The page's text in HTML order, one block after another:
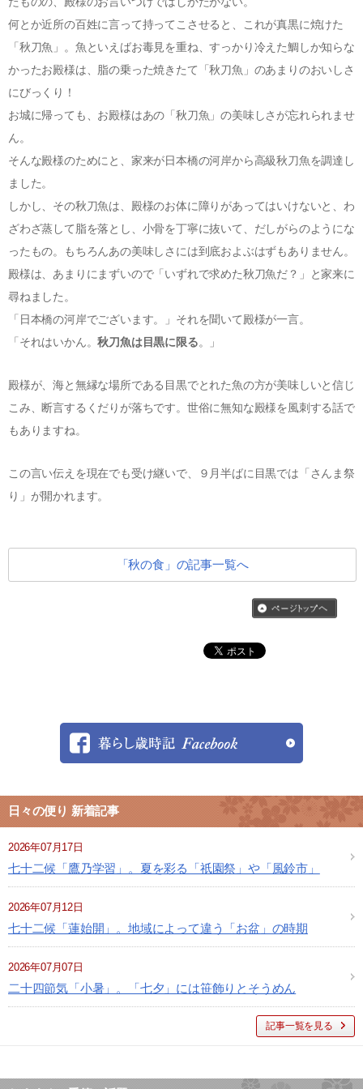
何とか近所の百姓に言って持ってこさせると、これが真黒に焼けた
「秋刀魚」。魚といえばお毒見を重ね、すっかり冷えた鯛しか知らな
かったお殿様は、脂の乗った焼きたて「秋刀魚」のあまりのおいしさ
にびっくり！
お城に帰っても、お殿様はあの「秋刀魚」の美味しさが忘れられませ
ん。
そんな殿様のためにと、家来が日本橋の河岸から高級秋刀魚を調達し
ました。
しかし、その秋刀魚は、殿様のお体に障りがあってはいけないと、わ
ざわざ蒸して脂を落とし、小骨を丁寧に抜いて、だしがらのようにな
ったもの。もちろんあの美味しさには到底およぶはずもありません。
殿様は、あまりにまずいので「いずれで求めた秋刀魚だ？」と家来に
尋ねました。
「日本橋の河岸でございます。」それを聞いて殿様が一言。
「それはいかん。秋刀魚は目黒に限る。」
殿様が、海と無縁な場所である目黒でとれた魚の方が美味しいと信じ
こみ、断言するくだりが落ちです。世俗に無知な殿様を風刺する話で
もありますね。
この言い伝えを現在でも受け継いで、９月半ばに目黒では「さんま祭
り」が開かれます。
「秋の食」の記事一覧へ
日々の便り 新着記事
2026年07月17日
七十二候「鷹乃学習」。夏を彩る「祇園祭」や「風鈴市」
2026年07月12日
七十二候「蓮始開」。地域によって違う「お盆」の時期
2026年07月07日
二十四節気「小暑」。「七夕」には笹飾りとそうめん
記事一覧を見る